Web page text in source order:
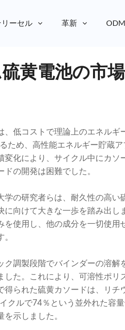
ーセル 革新
黄電池の市
、低コストで理論上のエネル
ため、高性能エネルギー貯蔵
変化により、サイクル中にカ
ドの開発は困難でした。
学の研究者らは、耐久性の高
に向けて大きな一歩を踏み出
を使用し、他の成分を一切使
ク調製段階でバインダーの溶
した。これにより、可溶性ポ
得られた硫黄カソードは、リ
クルで74％という並外れた容
を示しました。